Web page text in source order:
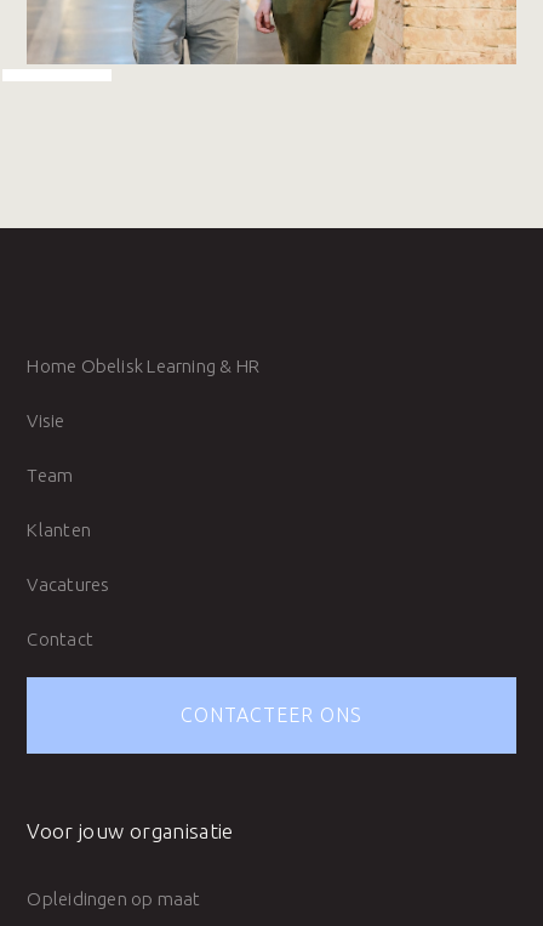
Home Obelisk Learning & HR
Visie
Team
Klanten
Vacatures
Contact
CONTACTEER ONS
Voor jouw organisatie
Opleidingen op maat